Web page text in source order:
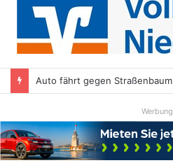
Auto fährt gegen Straßenbaum
Werbung